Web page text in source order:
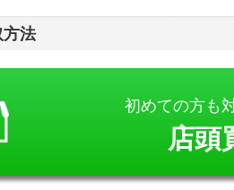
方法
初めての方も
店頭